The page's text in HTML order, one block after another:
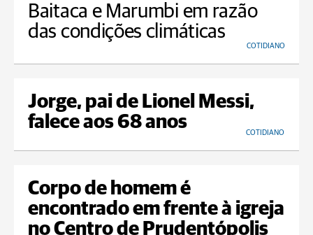
Baitaca e Marumbi em razão
das condições climáticas
COTIDIANO
Jorge, pai de Lionel Messi,
falece aos 68 anos
COTIDIANO
Corpo de homem é
encontrado em frente à igreja
no Centro de Prudentópolis